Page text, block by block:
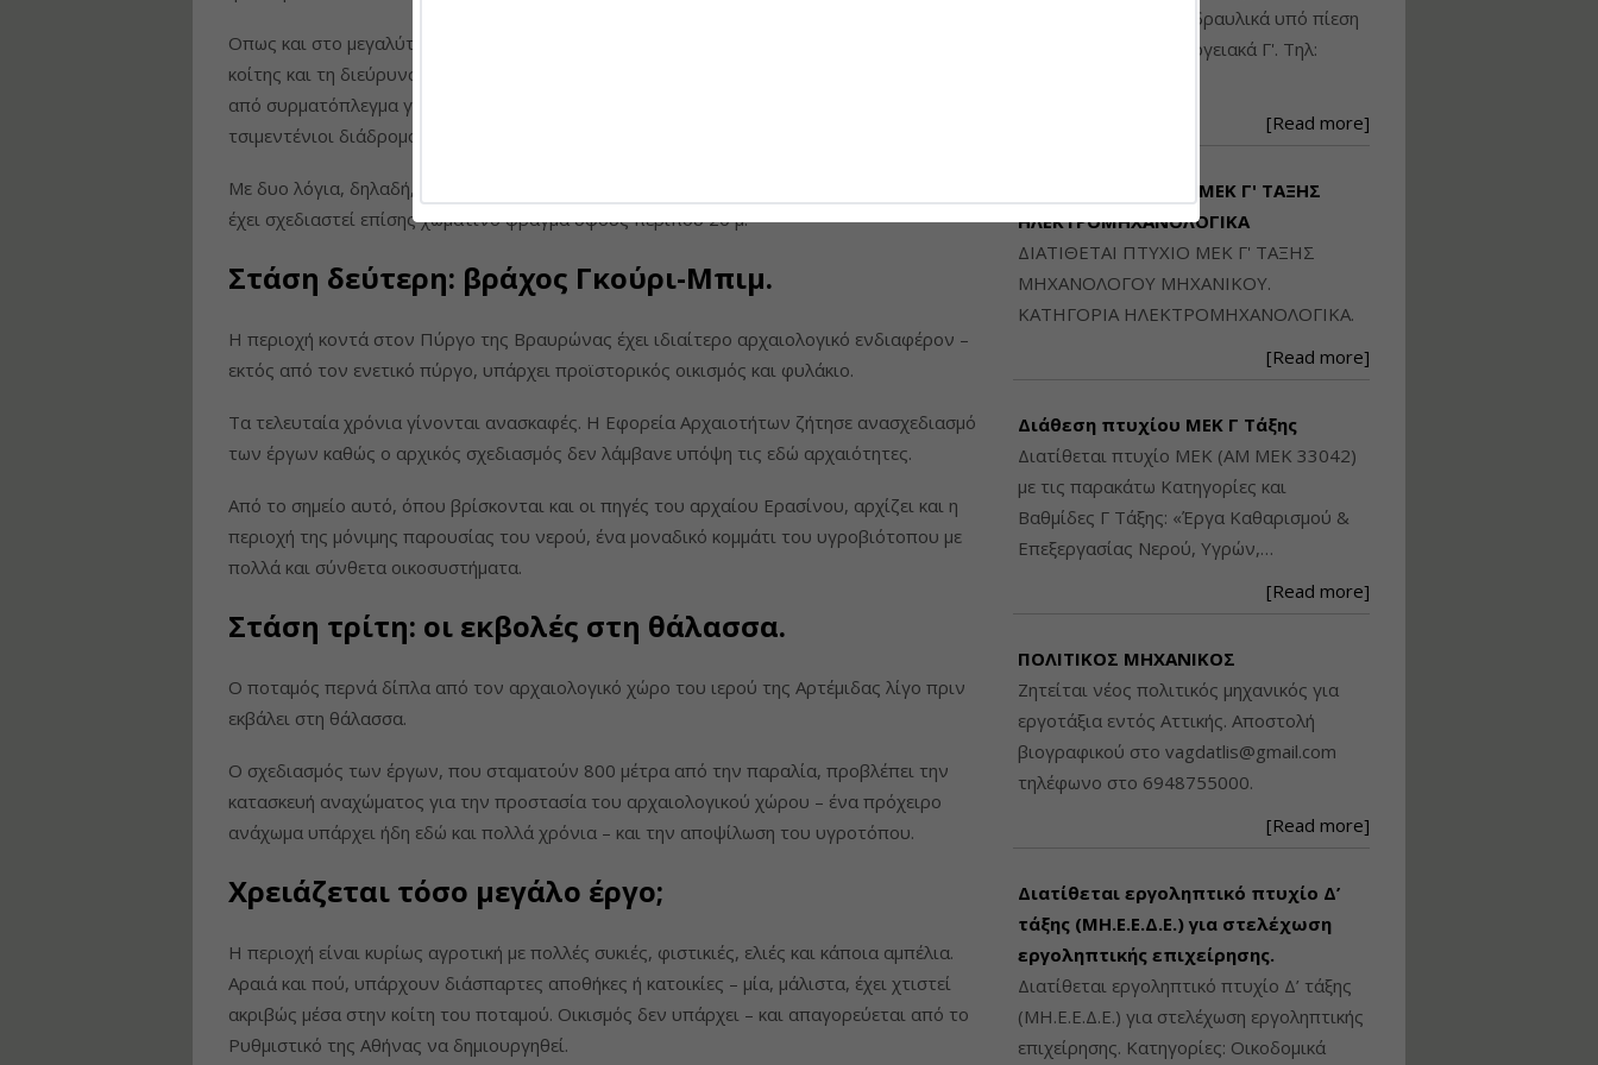
Οπως και στο μεγαλύτερο μήκος, το σχέδιο προβλέπει μετά την εκσκαφή της φυσικής
κοίτης και τη διεύρυνσή της να τοποθετηθούν, στον πυθμένα και στα πρανή, κιβώτια
από συρματόπλεγμα γεμισμένα με πέτρες, ενώ στον πυθμένα θα κατασκευαστούν
τσιμεντένιοι διάδρομοι διέλευσης.
Με δυο λόγια, δηλαδή, η κοίτη θα «χτιστεί» με συρματοκιβώτια. Στο συγκεκριμένο σημείο
έχει σχεδιαστεί επίσης χωμάτινο φράγμα ύψους περίπου 20 μ.
Στάση δεύτερη: βράχος Γκούρι-Μπιμ.
Η περιοχή κοντά στον Πύργο της Βραυρώνας έχει ιδιαίτερο αρχαιολογικό ενδιαφέρον –
εκτός από τον ενετικό πύργο, υπάρχει προϊστορικός οικισμός και φυλάκιο.
Τα τελευταία χρόνια γίνονται ανασκαφές. Η Εφορεία Αρχαιοτήτων ζήτησε ανασχεδιασμό
των έργων καθώς ο αρχικός σχεδιασμός δεν λάμβανε υπόψη τις εδώ αρχαιότητες.
Από το σημείο αυτό, όπου βρίσκονται και οι πηγές του αρχαίου Ερασίνου, αρχίζει και η
περιοχή της μόνιμης παρουσίας του νερού, ένα μοναδικό κομμάτι του υγροβιότοπου με
πολλά και σύνθετα οικοσυστήματα.
Στάση τρίτη: οι εκβολές στη θάλασσα.
Ο ποταμός περνά δίπλα από τον αρχαιολογικό χώρο του ιερού της Αρτέμιδας λίγο πριν
εκβάλει στη θάλασσα.
Ο σχεδιασμός των έργων, που σταματούν 800 μέτρα από την παραλία, προβλέπει την
κατασκευή αναχώματος για την προστασία του αρχαιολογικού χώρου – ένα πρόχειρο
ανάχωμα υπάρχει ήδη εδώ και πολλά χρόνια – και την αποψίλωση του υγροτόπου.
Χρειάζεται τόσο μεγάλο έργο;
Η περιοχή είναι κυρίως αγροτική με πολλές συκιές, φιστικιές, ελιές και κάποια αμπέλια.
Αραιά και πού, υπάρχουν διάσπαρτες αποθήκες ή κατοικίες – μία, μάλιστα, έχει χτιστεί
ακριβώς μέσα στην κοίτη του ποταμού. Οικισμός δεν υπάρχει – και απαγορεύεται από το
Ρυθμιστικό της Αθήνας να δημιουργηθεί.
Μηχανικού: Η/Μ Γ', Υδραυλικά υπό πίεση
Β', Βιομηχανικά - Ενεργειακά Γ'. Τηλ:
[Read more]
ΔΙΑΤΙΘΕΤΑΙ ΠΤΥΧΙΟ ΜΕΚ Γ' ΤΑΞΗΣ
ΗΛΕΚΤΡΟΜΗΧΑΝΟΛΟΓΙΚΑ
ΔΙΑΤΙΘΕΤΑΙ ΠΤΥΧΙΟ ΜΕΚ Γ' ΤΑΞΗΣ
ΜΗΧΑΝΟΛΟΓΟΥ ΜΗΧΑΝΙΚΟΥ.
ΚΑΤΗΓΟΡΙΑ ΗΛΕΚΤΡΟΜΗΧΑΝΟΛΟΓΙΚΑ.
[Read more]
Διάθεση πτυχίου ΜΕΚ Γ Τάξης
Διατίθεται πτυχίο ΜΕΚ (ΑΜ ΜΕΚ 33042)
με τις παρακάτω Κατηγορίες και
Βαθμίδες Γ Τάξης: «Έργα Καθαρισμού &
Επεξεργασίας Νερού, Υγρών,…
[Read more]
ΠΟΛΙΤΙΚΟΣ ΜΗΧΑΝΙΚΟΣ
Ζητείται νέος πολιτικός μηχανικός για
εργοτάξια εντός Αττικής. Αποστολή
βιογραφικού στο vagdatlis@gmail.com
τηλέφωνο στο 6948755000.
[Read more]
Διατίθεται εργοληπτικό πτυχίο Δ’
τάξης (ΜΗ.Ε.Ε.Δ.Ε.) για στελέχωση
εργοληπτικής επιχείρησης.
Διατίθεται εργοληπτικό πτυχίο Δ’ τάξης
(ΜΗ.Ε.Ε.Δ.Ε.) για στελέχωση εργοληπτικής
επιχείρησης. Κατηγορίες: Οικοδομικά
Ταυτότητα Κτιρίου/
και Πράξη (2024)
Πολεοδομικού
Σχεδιασμού Εντός
Ορίων Πόλεων και
Οικισμών και Εκτός
Εισηγήτρια:
Τιμή από: €145.00
Διάρκεια: 8 ώρες
τεχνολογίας
φωτισμού LED και
Εισηγητής:Στέφανος Τουλόγλου
Τιμή από: €190.00
Διάρκεια: 12 ώρες
Εκπόνηση Τοπικών και
Εισηγητής:
Τιμή από: €130.00
Διάρκεια: 6 ώρες